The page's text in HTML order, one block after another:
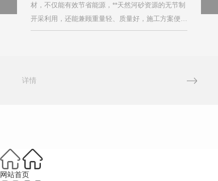
材，不仅能有效节省能源，**天然河砂资源的无节制
开采利用，还能兼顾重量轻、质量好，施工方案便捷
等优势，市场应用前景广阔。那么，如何将建筑
详情
网站首页